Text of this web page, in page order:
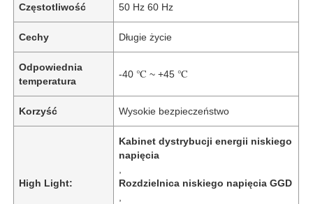
Częstotliwość 50 Hz 60 Hz
Cechy Długie życie
Odpowiednia
temperatura
-40 ℃ ~ +45 ℃
Korzyść Wysokie bezpieczeństwo
High Light:
Kabinet dystrybucji energii niskiego
napięcia
Rozdzielnica niskiego napięcia GGD